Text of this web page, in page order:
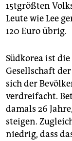
15tgrößten
Leute wie Lee
120 Euro übrig.
Südkorea ist
Gesellschaft
sich der
verdreifacht.
damals 26
steigen.
niedrig, dass